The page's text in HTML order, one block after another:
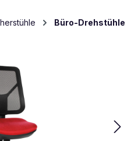
Büro-Drehstühle